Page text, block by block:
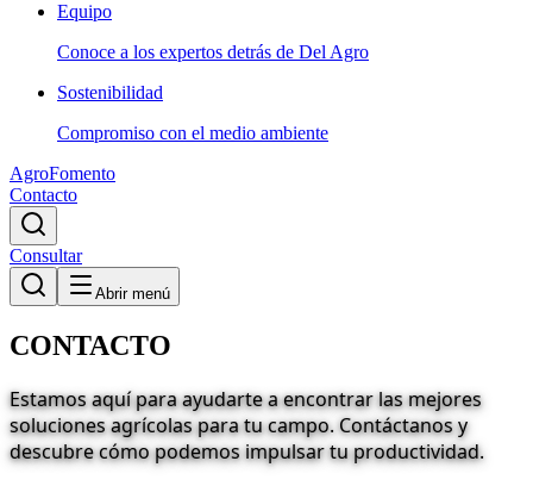
Equipo
Conoce a los expertos detrás de Del Agro
Sostenibilidad
Compromiso con el medio ambiente
AgroFomento
Contacto
Consultar
Abrir menú
CONTACTO
Estamos aquí para ayudarte a encontrar las mejores
soluciones agrícolas para tu campo. Contáctanos y
descubre cómo podemos impulsar tu productividad.